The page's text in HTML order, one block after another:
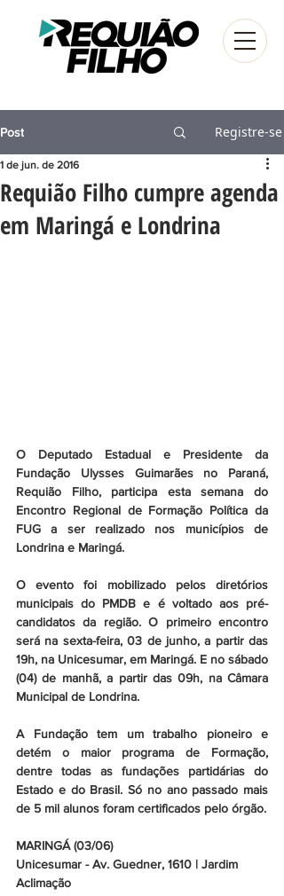
Post Registre-se
Requião Filho cumpre agenda
em Maringá e Londrina
1 de jun. de 2016
O Deputado Estadual e Presidente da
Fundação Ulysses Guimarães no Paraná,
Requião Filho, participa esta semana do
Encontro Regional de Formação Política da
FUG a ser realizado nos municípios de
Londrina e Maringá.
O evento foi mobilizado pelos diretórios
municipais do PMDB e é voltado aos pré-
candidatos da região. O primeiro encontro
será na sexta-feira, 03 de junho, a partir das
19h, na Unicesumar, em Maringá. E no sábado
(04) de manhã, a partir das 09h, na Câmara
Municipal de Londrina.
A Fundação tem um trabalho pioneiro e
detém o maior programa de Formação,
dentre todas as fundações partidárias do
Estado e do Brasil. Só no ano passado mais
de 5 mil alunos foram certificados pelo órgão.
MARINGÁ (03/06)
Unicesumar - Av. Guedner, 1610 | Jardim
Aclimação